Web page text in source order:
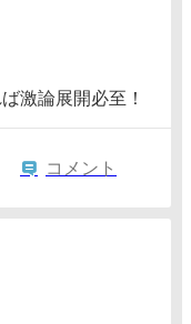
激論展開必至！
コメント